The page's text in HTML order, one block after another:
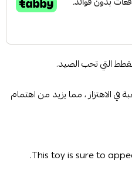
التي تحب الصيد.
في الاهتزاز ، مما يزيد من اهتمام
This toy is sure to